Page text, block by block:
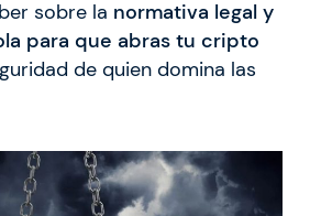
sobre la normativa legal y
para que abras tu cripto
de quien domina las